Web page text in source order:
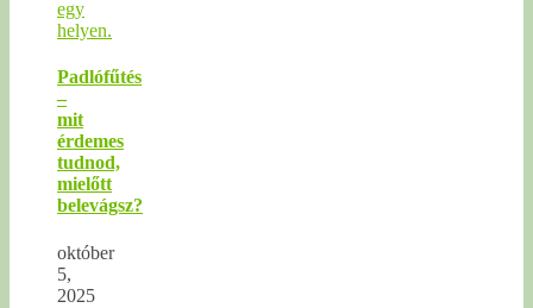
Padlófűtés
–
mit
érdemes
tudnod,
mielőtt
belevágsz?
október
5,
2025